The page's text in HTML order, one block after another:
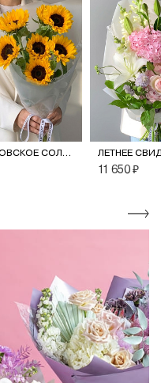
АВГУСТОВСКОЕ СОЛНЦЕ ЛЕТНЕЕ
11 650 ₽